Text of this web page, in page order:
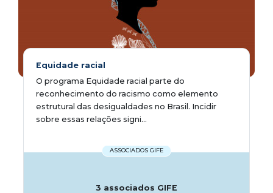
Equidade racial
O programa Equidade racial parte do
reconhecimento do racismo como elemento
estrutural das desigualdades no Brasil. Incidir
sobre essas relações signi...
ASSOCIADOS GIFE
3 associados GIFE